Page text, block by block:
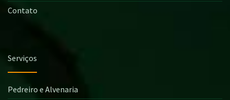
Contato
Serviços
Pedreiro e Alvenaria